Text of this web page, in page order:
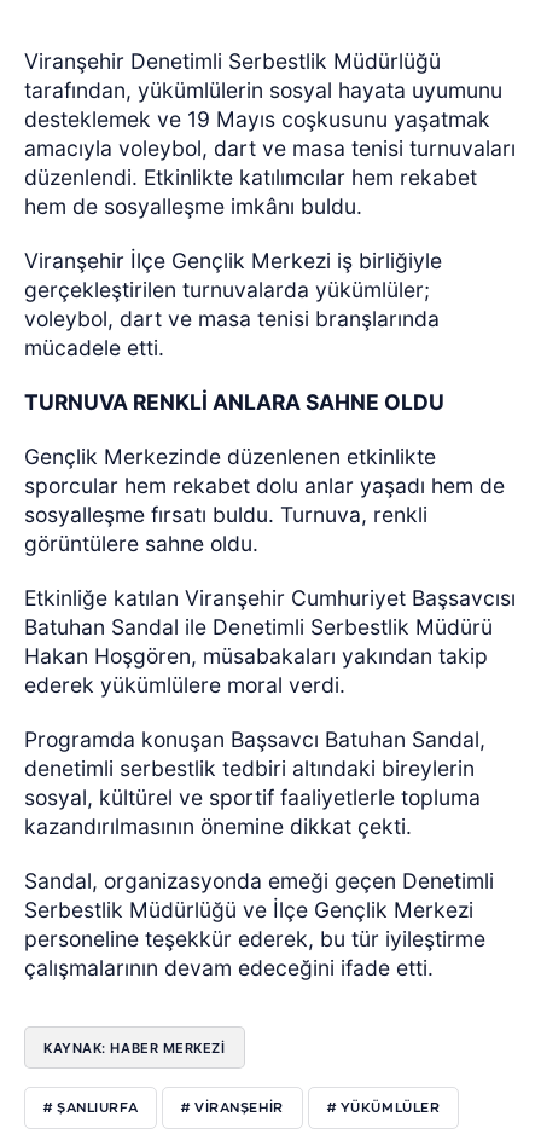
Viranşehir Denetimli Serbestlik Müdürlüğü
tarafından, yükümlülerin sosyal hayata uyumunu
desteklemek ve 19 Mayıs coşkusunu yaşatmak
amacıyla voleybol, dart ve masa tenisi turnuvaları
düzenlendi. Etkinlikte katılımcılar hem rekabet
hem de sosyalleşme imkânı buldu.
Viranşehir İlçe Gençlik Merkezi iş birliğiyle
gerçekleştirilen turnuvalarda yükümlüler;
voleybol, dart ve masa tenisi branşlarında
mücadele etti.
TURNUVA RENKLİ ANLARA SAHNE OLDU
Gençlik Merkezinde düzenlenen etkinlikte
sporcular hem rekabet dolu anlar yaşadı hem de
sosyalleşme fırsatı buldu. Turnuva, renkli
görüntülere sahne oldu.
Etkinliğe katılan Viranşehir Cumhuriyet Başsavcısı
Batuhan Sandal ile Denetimli Serbestlik Müdürü
Hakan Hoşgören, müsabakaları yakından takip
ederek yükümlülere moral verdi.
Programda konuşan Başsavcı Batuhan Sandal,
denetimli serbestlik tedbiri altındaki bireylerin
sosyal, kültürel ve sportif faaliyetlerle topluma
kazandırılmasının önemine dikkat çekti.
Sandal, organizasyonda emeği geçen Denetimli
Serbestlik Müdürlüğü ve İlçe Gençlik Merkezi
personeline teşekkür ederek, bu tür iyileştirme
çalışmalarının devam edeceğini ifade etti.
KAYNAK: HABER MERKEZİ
# ŞANLIURFA # VİRANŞEHİR # YÜKÜMLÜLER